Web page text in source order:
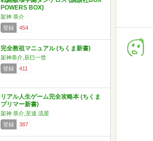
POWERS BOX)
架神 恭介
登録
454
完全教祖マニュアル (ちくま新書)
架神恭介,辰巳一世
登録
411
リアル人生ゲーム完全攻略本 (ちくま
プリマー新書)
架神 恭介,至道 流星
登録
387